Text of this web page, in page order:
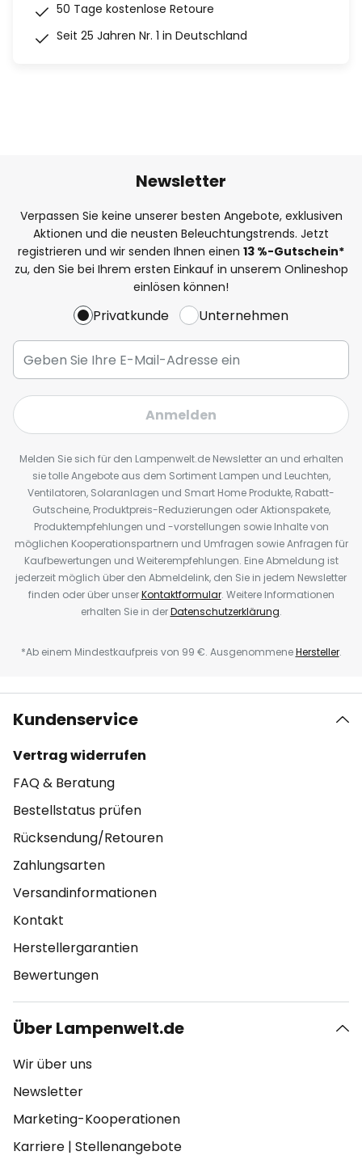
50 Tage kostenlose Retoure
Seit 25 Jahren Nr. 1 in Deutschland
Newsletter
Verpassen Sie keine unserer besten Angebote, exklusiven
Aktionen und die neusten Beleuchtungstrends. Jetzt
registrieren und wir senden Ihnen einen 13 %-Gutschein*
zu, den Sie bei Ihrem ersten Einkauf in unserem Onlineshop
einlösen können!
Privatkunde Unternehmen
Anmelden
Melden Sie sich für den Lampenwelt.de Newsletter an und erhalten
sie tolle Angebote aus dem Sortiment Lampen und Leuchten,
Ventilatoren, Solaranlagen und Smart Home Produkte, Rabatt-
Gutscheine, Produktpreis-Reduzierungen oder Aktionspakete,
Produktempfehlungen und -vorstellungen sowie Inhalte von
möglichen Kooperationspartnern und Umfragen sowie Anfragen für
Kaufbewertungen und Weiterempfehlungen. Eine Abmeldung ist
jederzeit möglich über den Abmeldelink, den Sie in jedem Newsletter
finden oder über unserKontaktformular. Weitere Informationen
erhalten Sie in derDatenschutzerklärung.
*Ab einem Mindestkaufpreis von 99 €. AusgenommeneHersteller.
Kundenservice
Vertrag widerrufen
FAQ & Beratung
Bestellstatus prüfen
Rücksendung/Retouren
Zahlungsarten
Versandinformationen
Kontakt
Herstellergarantien
Bewertungen
Über Lampenwelt.de
Wir über uns
Newsletter
Marketing-Kooperationen
Karriere | Stellenangebote